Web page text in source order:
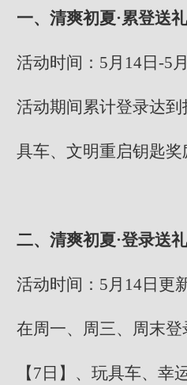
一、清爽初夏·累登送礼
活动时间：5月14日-5
活动期间累计登录达
具车、文明重启钥匙奖
二、清爽初夏·登录送礼
活动时间：5月14日更
在周一、周三、周末
【7日】、玩具车、幸